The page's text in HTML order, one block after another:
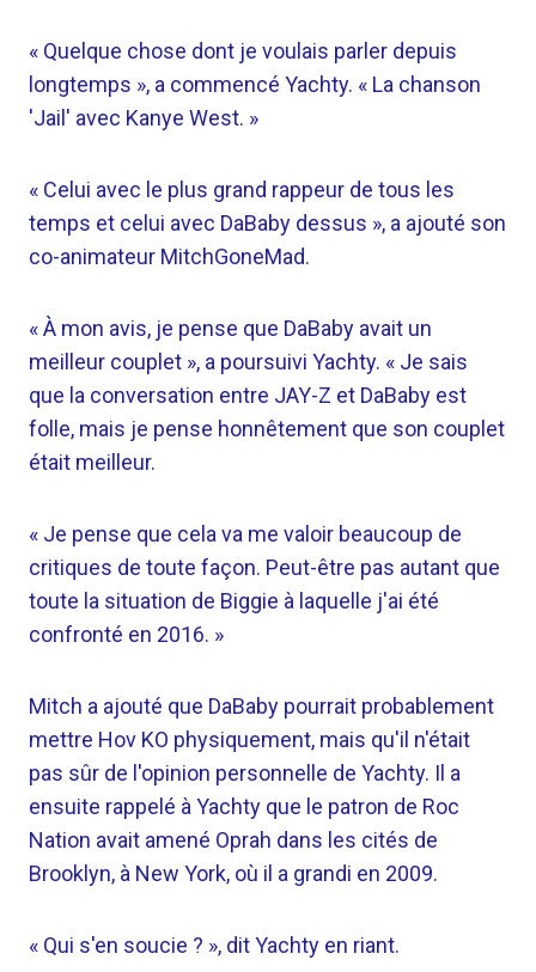
« Quelque chose dont je voulais parler depuis
longtemps », a commencé Yachty. « La chanson
'Jail' avec Kanye West. »
« Celui avec le plus grand rappeur de tous les
temps et celui avec DaBaby dessus », a ajouté son
co-animateur MitchGoneMad.
« À mon avis, je pense que DaBaby avait un
meilleur couplet », a poursuivi Yachty. « Je sais
que la conversation entre JAY-Z et DaBaby est
folle, mais je pense honnêtement que son couplet
était meilleur.
« Je pense que cela va me valoir beaucoup de
critiques de toute façon. Peut-être pas autant que
toute la situation de Biggie à laquelle j'ai été
confronté en 2016. »
Mitch a ajouté que DaBaby pourrait probablement
mettre Hov KO physiquement, mais qu'il n'était
pas sûr de l'opinion personnelle de Yachty. Il a
ensuite rappelé à Yachty que le patron de Roc
Nation avait amené Oprah dans les cités de
Brooklyn, à New York, où il a grandi en 2009.
« Qui s'en soucie ? », dit Yachty en riant.